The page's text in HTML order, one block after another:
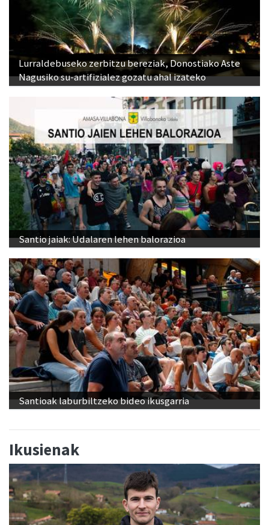
Lurraldebuseko zerbitzu bereziak, Donostiako Aste
Nagusiko su-artifizialez gozatu ahal izateko
Santio jaiak: Udalaren lehen balorazioa
Santioak laburbiltzeko bideo ikusgarria
Ikusienak